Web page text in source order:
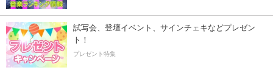
試写会、登壇イベント、サインチェキなどプレゼン
ト！
プレゼント特集